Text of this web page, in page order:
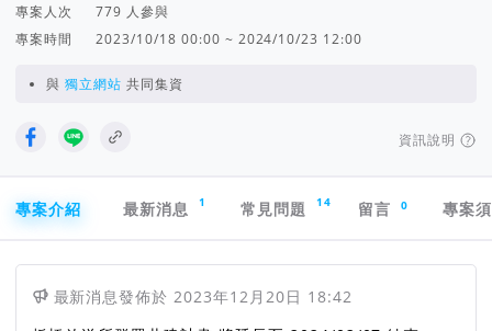
專案人次
人參與
專案時間
2023/10/18 00:00 ~ 2024/10/23 12:00
與 獨立網站 共同集資
資訊說明
專案介紹
最新消息 1 常見問題 14 留言 0 專案
最新消息發佈於 2023年12月20日 18:42